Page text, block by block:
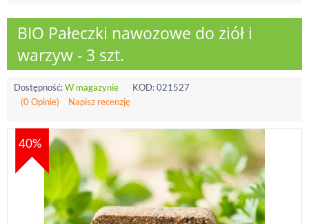
BIO Pałeczki nawozowe do ziół i
warzyw - 3 szt.
Dostępność:W magazynie KOD:021527
(0 Opinie)
Napisz recenzję
40%